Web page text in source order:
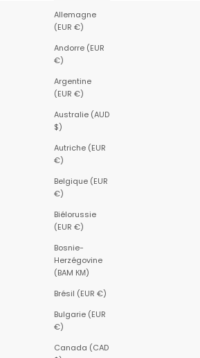
Allemagne
(EUR €)
Andorre (EUR
€)
Argentine
(EUR €)
Australie (AUD
$)
Autriche (EUR
€)
Belgique (EUR
€)
Biélorussie
(EUR €)
Bosnie-
Herzégovine
(BAM КМ)
Brésil (EUR €)
Bulgarie (EUR
€)
Canada (CAD